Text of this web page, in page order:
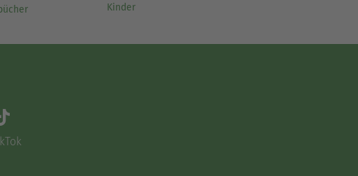
Kinder